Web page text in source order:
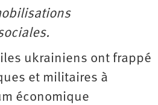
ukrainiens ont frappé
et militaires à
économique